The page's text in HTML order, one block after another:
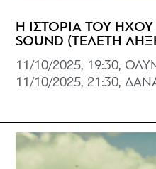
Η ΙΣΤΟΡΙΑ ΤΟΥ ΗΧΟΥ
SOUND (ΤΕΛΕΤΗ
11/10/2025, 19:30,
11/10/2025, 21:30,